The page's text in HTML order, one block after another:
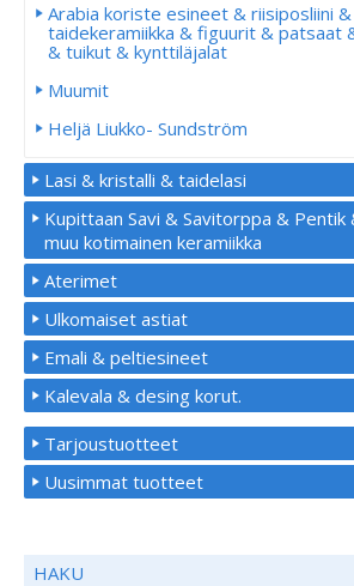
Arabia koriste esineet & riisiposliini &
taidekeramiikka & figuurit & patsaat
& tuikut & kynttiläjalat
Muumit
Heljä Liukko- Sundström
Lasi & kristalli & taidelasi
Kupittaan Savi & Savitorppa & Pentik
muu kotimainen keramiikka
Aterimet
Ulkomaiset astiat
Emali & peltiesineet
Kalevala & desing korut.
Tarjoustuotteet
Uusimmat tuotteet
HAKU